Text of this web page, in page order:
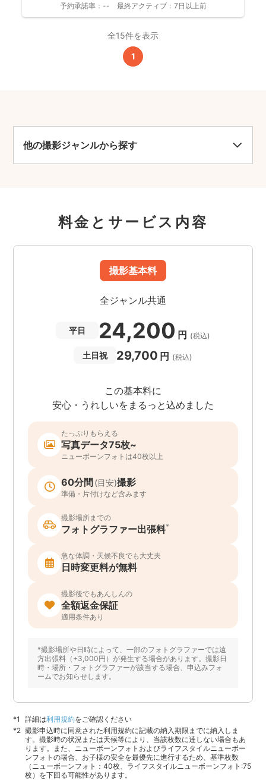
予約承諾率： -- 最終アクティブ： 7日以上前
全15件を表示
1
他の撮影ジャンルから探す
料金とサービス内容
撮影基本料
全ジャンル共通
平日 24,200 円 (税込)
土日祝 29,700 円 (税込)
この基本料に
安心・うれしいをまるっと込めました
たっぷりもらえる
写真データ75枚~
ニューボーンフォトは40枚以上
60分間 (目安)撮影
準備・片付けなど含みます
撮影場所までの
フォトグラファー出張料*
急な体調・天候不良でも大丈夫
日時変更料が無料
撮影後でもあんしんの
全額返金保証
適用条件あり
*撮影場所や日時によって、一部のフォトグラファーでは遠
方出張料（+3,000円）が発生する場合があります。撮影日
時・場所・フォトグラファーが該当する場合、申込みフォ
ームでお知らせします。
詳細は利用規約をご確認ください
撮影申込時に同意された利用規約に記載の納入期限までに納入しま
す。撮影時の状況または天候等により、当該枚数に達しない場合もあ
ります。また、ニューボーンフォトおよびライフスタイルニューボー
ンフォトの場合、お子様の安全を最優先に進行するため、基準枚数
（ニューボーンフォト：40枚、ライフスタイルニューボーンフォト:75
枚）を下回る可能性があります。